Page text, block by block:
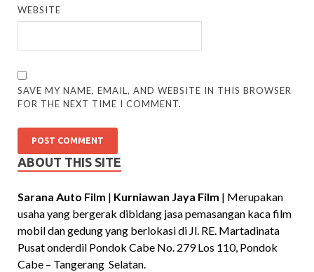
WEBSITE
SAVE MY NAME, EMAIL, AND WEBSITE IN THIS BROWSER
FOR THE NEXT TIME I COMMENT.
ABOUT THIS SITE
Sarana Auto Film | Kurniawan Jaya Film | Merupakan
usaha yang bergerak dibidang jasa pemasangan kaca film
mobil dan gedung yang berlokasi di Jl. RE. Martadinata
Pusat onderdil Pondok Cabe No. 279 Los 110, Pondok
Cabe – Tangerang Selatan.